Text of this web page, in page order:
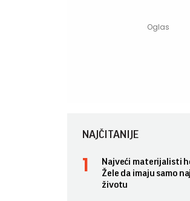
NAJČITANIJE
Najveći materijalisti
Žele da imaju samo
životu